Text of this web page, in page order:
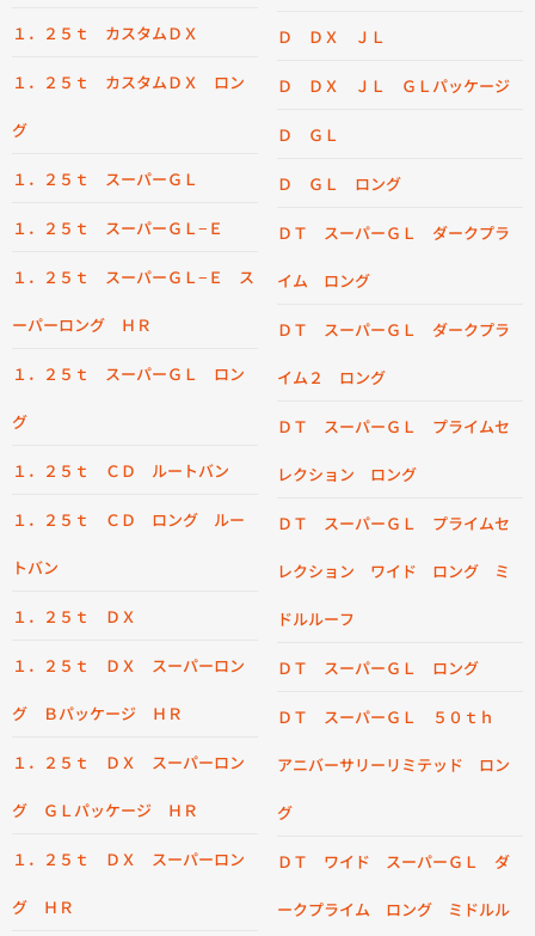
１．２５ｔ カスタムＤＸ
１．２５ｔ カスタムＤＸ ロン
グ
１．２５ｔ スーパーＧＬ
１．２５ｔ スーパーＧＬ−Ｅ
１．２５ｔ スーパーＧＬ−Ｅ ス
ーパーロング ＨＲ
１．２５ｔ スーパーＧＬ ロン
グ
１．２５ｔ ＣＤ ルートバン
１．２５ｔ ＣＤ ロング ルー
トバン
１．２５ｔ ＤＸ
１．２５ｔ ＤＸ スーパーロン
グ Ｂパッケージ ＨＲ
１．２５ｔ ＤＸ スーパーロン
グ ＧＬパッケージ ＨＲ
１．２５ｔ ＤＸ スーパーロン
グ ＨＲ
Ｄ ＤＸ ＪＬ
Ｄ ＤＸ ＪＬ ＧＬパッケージ
Ｄ ＧＬ
Ｄ ＧＬ ロング
ＤＴ スーパーＧＬ ダークプラ
イム ロング
ＤＴ スーパーＧＬ ダークプラ
イム２ ロング
ＤＴ スーパーＧＬ プライムセ
レクション ロング
ＤＴ スーパーＧＬ プライムセ
レクション ワイド ロング ミ
ドルルーフ
ＤＴ スーパーＧＬ ロング
ＤＴ スーパーＧＬ ５０ｔｈ
アニバーサリーリミテッド ロン
グ
ＤＴ ワイド スーパーＧＬ ダ
ークプライム ロング ミドルル